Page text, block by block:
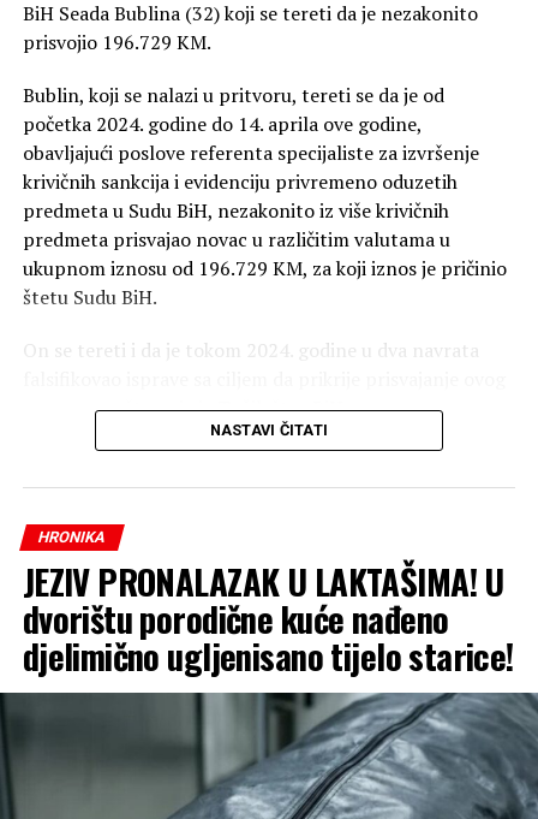
BiH Seada Bublina (32) koji se tereti da je nezakonito
prisvojio 196.729 KM.
Bublin, koji se nalazi u pritvoru, tereti se da je od
početka 2024. godine do 14. aprila ove godine,
obavljajući poslove referenta specijaliste za izvršenje
krivičnih sankcija i evidenciju privremeno oduzetih
predmeta u Sudu BiH, nezakonito iz više krivičnih
predmeta prisvajao novac u različitim valutama u
ukupnom iznosu od 196.729 KM, za koji iznos je pričinio
štetu Sudu BiH.
On se tereti i da je tokom 2024. godine u dva navrata
novca, saopšteno je iz Tužilaštva BiH.
u službi, te krivično djelo falsifikovanje isprave.
NASTAVI ČITATI
HRONIKA
JEZIV PRONALAZAK U LAKTAŠIMA! U
dvorištu porodične kuće nađeno
djelimično ugljenisano tijelo starice!